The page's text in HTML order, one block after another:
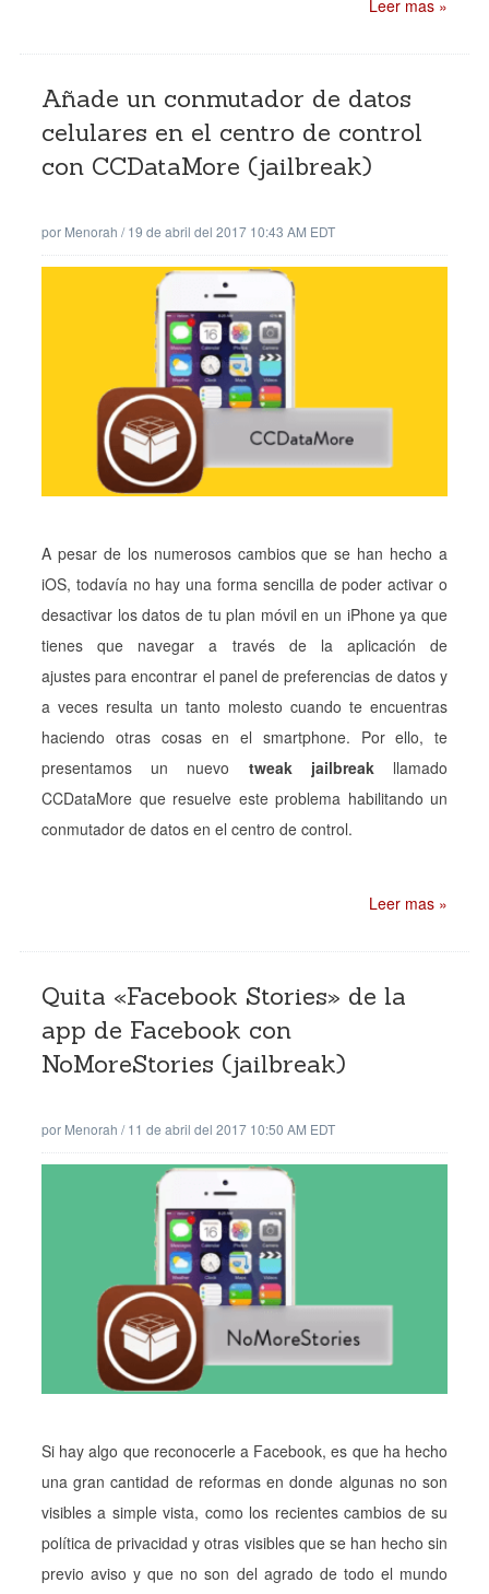
Leer mas »
Añade un conmutador de datos
celulares en el centro de control
con CCDataMore (jailbreak)
por Menorah /19 de abril del 2017 10:43 AM EDT
A pesar de los numerosos cambios que se han hecho a
iOS, todavía no hay una forma sencilla de poder activar o
desactivar los datos de tu plan móvil en un iPhone ya que
tienes que navegar a través de la aplicación de
ajustes para encontrar el panel de preferencias de datos y
a veces resulta un tanto molesto cuando te encuentras
haciendo otras cosas en el smartphone. Por ello, te
presentamos un nuevo tweak jailbreakllamado
CCDataMore que resuelve este problema habilitando un
conmutador de datos en el centro de control.
Leer mas »
Quita «Facebook Stories» de la
app de Facebook con
NoMoreStories (jailbreak)
por Menorah /11 de abril del 2017 10:50 AM EDT
Si hay algo que reconocerle a Facebook, es que ha hecho
una gran cantidad de reformas en donde algunas no son
visibles a simple vista, como los recientes cambios de su
política de privacidad y otras visibles que se han hecho sin
previo aviso y que no son del agrado de todo el mundo